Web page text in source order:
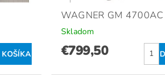
WAGNER GM 4700AC
Skladom
€799,50